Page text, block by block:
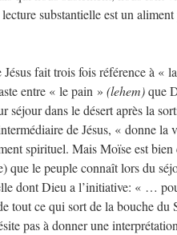
substantielle est un
Jésus fait trois fois référence à «
entre « le pain » (lehem)que
séjour dans le désert après la
de Jésus, « donne
spirituel. Mais Moïse est
que le peuple connaît lors du
dont Dieu a l’initiative: « …
tout ce qui sort de la bouche
pas à donner une